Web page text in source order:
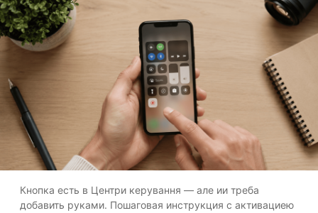
Кнопка есть в Центри керування — але ии треба
добавить руками. Пошаговая инструкция с активациею